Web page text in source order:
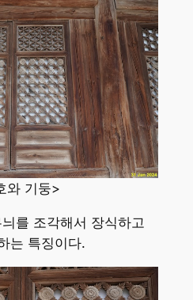
와 기둥>
를 조각해서 장식하고
는 특징이다.